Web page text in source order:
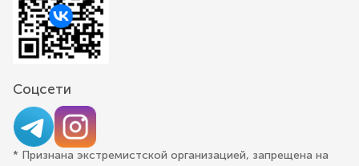
Соцсети
* Признана экстремистской организацией, запрещена на